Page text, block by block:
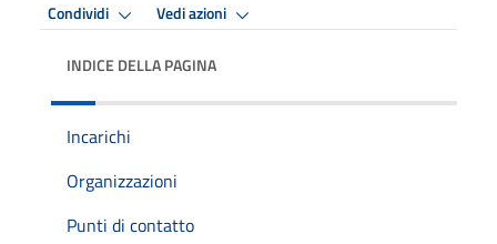
Condividi Vedi azioni
INDICE DELLA PAGINA
Incarichi
Organizzazioni
Punti di contatto